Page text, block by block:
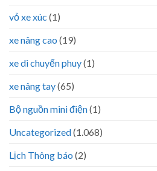
vỏ xe xúc (1)
xe nâng cao (19)
xe di chuyển phuy(1)
xe nâng tay(65)
Bộ nguồn mini điện(1)
Uncategorized(1.068)
Lịch Thông báo (2)